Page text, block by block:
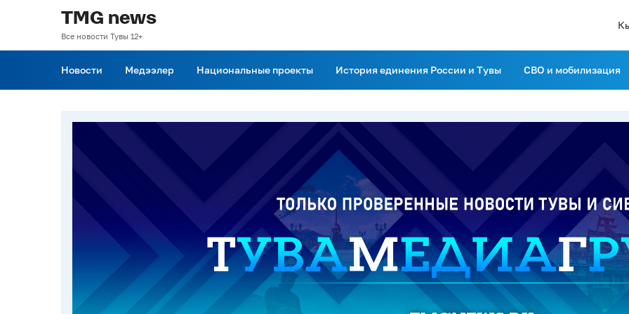
TMG news
Все новости Тувы 12+
Новости Медээлер Национальные проекты История единения России и Тувы СВО и мобилизация